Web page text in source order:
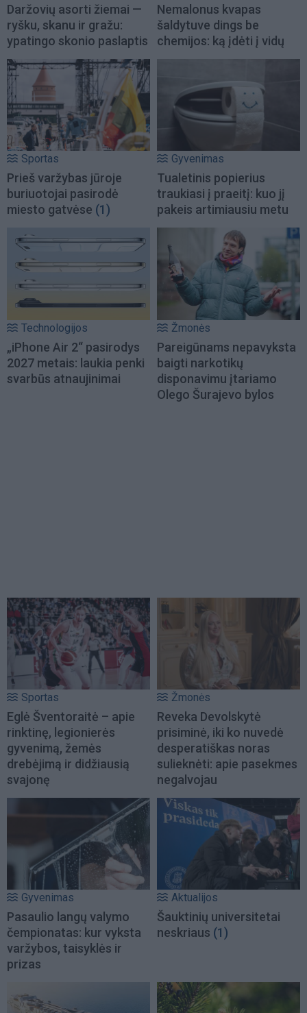
Daržovių asorti žiemai —
ryšku, skanu ir gražu:
ypatingo skonio paslaptis
Nemalonus kvapas
šaldytuve dings be
chemijos: ką įdėti į vidų
Sportas
Prieš varžybas jūroje
buriuotojai pasirodė
miesto gatvėse (1)
Gyvenimas
Tualetinis popierius
traukiasi į praeitį: kuo jį
pakeis artimiausiu metu
Technologijos
„iPhone Air 2“ pasirodys
2027 metais: laukia penki
svarbūs atnaujinimai
Žmonės
Pareigūnams nepavyksta
baigti narkotikų
disponavimu įtariamo
Olego Šurajevo bylos
Sportas
Eglė Šventoraitė – apie
rinktinę, legionierės
gyvenimą, žemės
drebėjimą ir didžiausią
svajonę
Žmonės
Reveka Devolskytė
prisiminė, iki ko nuvedė
desperatiškas noras
sulieknėti: apie pasekmes
negalvojau
Gyvenimas
Pasaulio langų valymo
čempionatas: kur vyksta
varžybos, taisyklės ir
prizas
Aktualijos
Šauktinių universitetai
neskriaus (1)